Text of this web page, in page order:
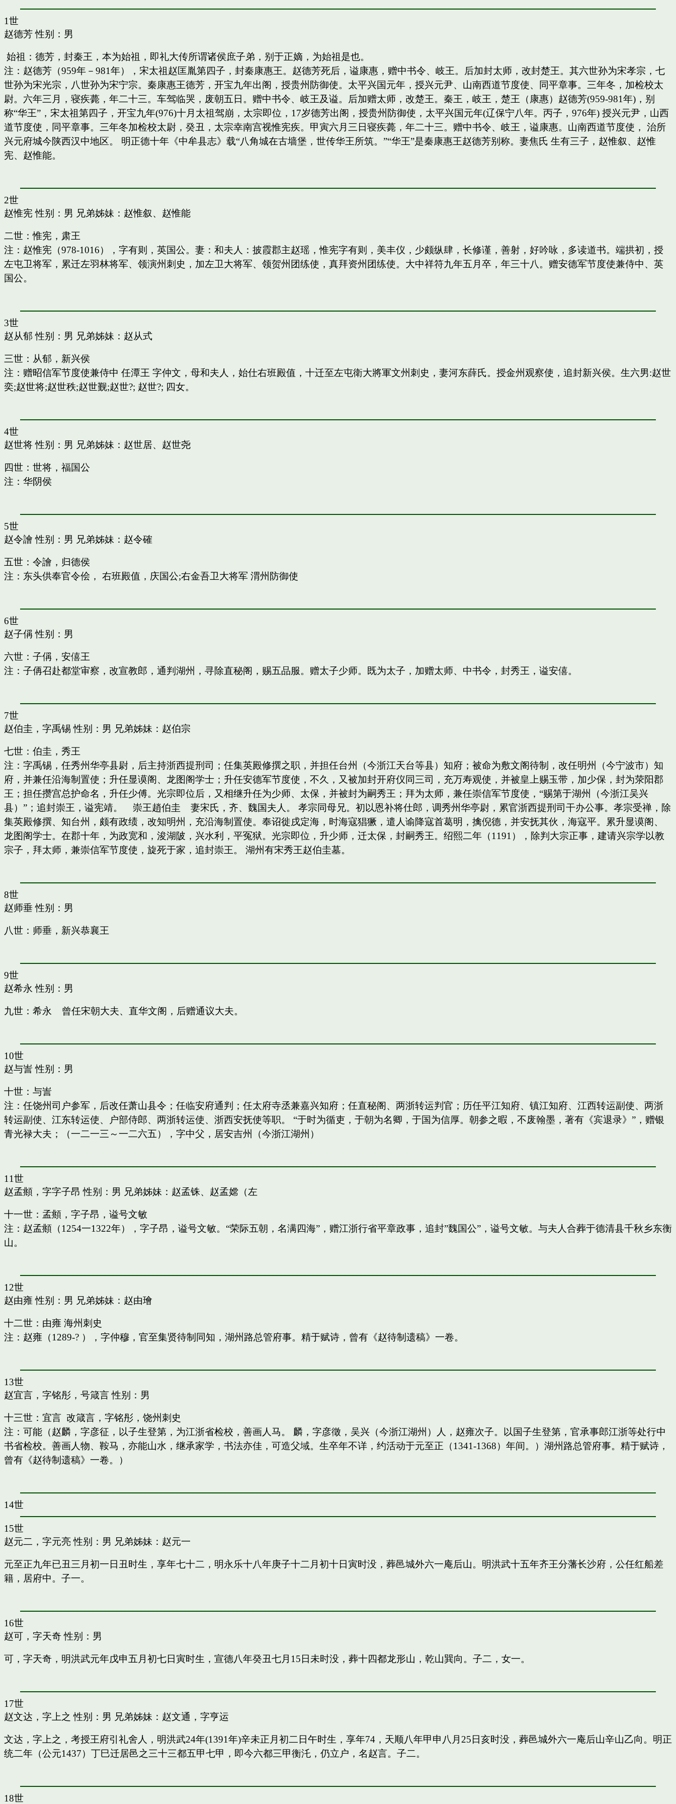
1世
赵德芳性别：男
始祖：德芳，封秦王，本为始祖，即礼大传所谓诸侯庶子弟，别于正嫡，为始祖是也。
注：赵德芳（959年－981年），宋太祖赵匡胤第四子，封秦康惠王。赵德芳死后，谥康惠，赠中书令、岐王。后加封太师，改封楚王。其六世孙为宋孝宗，七
世孙为宋光宗，八世孙为宋宁宗。秦康惠王德芳，开宝九年出阁，授贵州防御使。太平兴国元年，授兴元尹、山南西道节度使、同平章事。三年冬，加检校太
尉。六年三月，寝疾薨，年二十三。车驾临哭，废朝五日。赠中书令、岐王及谥。后加赠太师，改楚王。秦王，岐王，楚王（康惠）赵德芳(959-981年)，别
称“华王”，宋太祖第四子，开宝九年(976)十月太祖驾崩，太宗即位，17岁德芳出阁，授贵州防御使，太平兴国元年(辽保宁八年。丙子，976年) 授兴元尹，山西
道节度使，同平章事。三年冬加检校太尉，癸丑，太宗幸南宫视惟宪疾。甲寅六月三日寝疾薨，年二十三。赠中书令、岐王，谥康惠。山南西道节度使， 治所
兴元府城今陕西汉中地区。 明正德十年《中牟县志》载“八角城在古墙堡，世传华王所筑。”“华王”是秦康惠王赵德芳别称。妻焦氏 生有三子，赵惟叙、赵惟
宪、赵惟能。
2世
赵惟宪 性别：男 兄弟姊妹： 赵惟叙、 赵惟能
二世：惟宪，肃王
注：赵惟宪（978-1016），字有则，英国公。妻：和夫人：披霞郡主赵瑶，惟宪字有则，美丰仪，少颇纵肆，长修谨，善射，好吟咏，多读道书。端拱初，授
左屯卫将军，累迁左羽林将军、领演州刺史，加左卫大将军、领贺州团练使，真拜资州团练使。大中祥符九年五月卒，年三十八。赠安德军节度使兼侍中、英
国公。
3世
赵从郁 性别：男 兄弟姊妹： 赵从式
三世：从郁，新兴侯
注：赠昭信军节度使兼侍中 任潭王 字仲文，母和夫人，始仕右班殿值，十迁至左屯衛大將軍文州刺史，妻河东薛氏。授金州观察使，追封新兴侯。生六男:赵世
奕;赵世将;赵世秩;赵世觐;赵世?; 赵世?; 四女。
4世
赵世将性别：男 兄弟姊妹： 赵世居、 赵世尧
四世：世将，福国公
注：华阴侯
5世
赵令譮 性别：男 兄弟姊妹： 赵令確
五世：令譮，归德侯
注：东头供奉官令侩， 右班殿值，庆国公;右金吾卫大将军 渭州防御使
6世
赵子偁性别：男
六世：子偁，安僖王
注：子侢召赴都堂审察，改宣教郎，通判湖州，寻除直秘阁，赐五品服。赠太子少师。既为太子，加赠太师、中书令，封秀王，谥安僖。
7世
赵伯圭，字禹锡 性别：男 兄弟姊妹： 赵伯宗
七世：伯圭，秀王
注：字禹锡，任秀州华亭县尉，后主持浙西提刑司；任集英殿修撰之职，并担任台州（今浙江天台等县）知府；被命为敷文阁待制，改任明州（今宁波市）知
府，并兼任沿海制置使；升任显谟阁、龙图阁学士；升任安德军节度使，不久，又被加封开府仪同三司，充万寿观使，并被皇上赐玉带，加少保，封为荥阳郡
王；担任攒宫总护命名，升任少傅。光宗即位后，又相继升任为少师、太保，并被封为嗣秀王；拜为太师，兼任崇信军节度使，“赐第于湖州（今浙江吴兴
县）”；追封崇王，谥宪靖。 崇王趙伯圭 妻宋氏，齐、魏国夫人。 孝宗同母兄。初以恩补将仕郎，调秀州华亭尉，累官浙西提刑司干办公事。孝宗受禅，除
集英殿修撰、知台州，颇有政绩，改知明州，充沿海制置使。奉诏徙戌定海，时海寇猖獗，遣人谕降寇首葛明，擒倪德，并安抚其伙，海寇平。累升显谟阁、
龙图阁学士。在郡十年，为政宽和，浚湖陂，兴水利，平冤狱。光宗即位，升少师，迁太保，封嗣秀王。绍熙二年（1191），除判大宗正事，建请兴宗学以教
宗子，拜太师，兼崇信军节度使，旋死于家，追封崇王。 湖州有宋秀王赵伯圭墓。
8世
赵师垂性别：男
八世：师垂，新兴恭襄王
9世
赵希永 性别：男
九世：希永 曾任宋朝大夫、直华文阁，后赠通议大夫。
10世
赵与訔性别：男
十世：与訔
注：任饶州司户参军，后改任萧山县令；任临安府通判；任太府寺丞兼嘉兴知府；任直秘阁、两浙转运判官；历任平江知府、镇江知府、江西转运副使、两浙
转运副使、江东转运使、户部侍郎、两浙转运使、浙西安抚使等职。 “于时为循吏，于朝为名卿，于国为信厚。朝参之暇，不废翰墨，著有《宾退录》”，赠银
青光禄大夫；（一二一三～一二六五），字中父，居安吉州（今浙江湖州）
11世
赵孟頫，字字子昂 性别：男 兄弟姊妹： 赵孟铢、 赵孟嫦（左
十一世：孟頫，字子昂，谥号文敏
注：赵孟頫（1254一1322年），字子昂，谥号文敏。“荣际五朝，名满四海”，赠江浙行省平章政事，追封”魏国公”，谥号文敏。与夫人合葬于德清县千秋乡东衡
山。
12世
赵由雍 性别：男 兄弟姊妹： 赵由璯
十二世：由雍 海州刺史
注：赵雍（1289-? ），字仲穆，官至集贤待制同知，湖州路总管府事。精于赋诗，曾有《赵待制遗稿》一卷。
13世
赵宜言，字铭彤，号箴言性别：男
十三世：宜言 改箴言，字铭彤，饶州刺史
注：可能（赵麟，字彦征，以子生登第，为江浙省检校，善画人马。 麟，字彦徵，吴兴（今浙江湖州）人，赵雍次子。以国子生登第，官承事郎江浙等处行中
书省检校。善画人物、鞍马，亦能山水，继承家学，书法亦佳，可造父域。生卒年不详，约活动于元至正（1341-1368）年间。）湖州路总管府事。精于赋诗，
曾有《赵待制遗稿》一卷。）
14世
15世
赵元二，字元亮 性别：男 兄弟姊妹： 赵元一
元至正九年已丑三月初一日丑时生，享年七十二，明永乐十八年庚子十二月初十日寅时没，葬邑城外六一庵后山。明洪武十五年齐王分藩长沙府，公任红船差
籍，居府中。子一。
16世
赵可，字天奇性别：男
可，字天奇，明洪武元年戊申五月初七日寅时生，宣德八年癸丑七月15日未时没，葬十四都龙形山，乾山巽向。子二，女一。
17世
赵文达，字上之 性别：男 兄弟姊妹： 赵文通，字亨运
文达，字上之，考授王府引礼舍人，明洪武24年(1391年)辛未正月初二日午时生，享年74，天顺八年甲申八月25日亥时没，葬邑城外六一庵后山辛山乙向。明正
统二年（公元1437）丁巳迁居邑之三十三都五甲七甲，即今六都三甲衡汑，仍立户，名赵言。子二。
18世